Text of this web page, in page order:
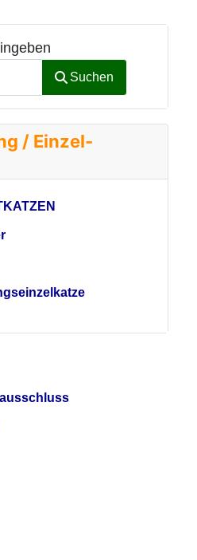
Suchen
/ Einzel-